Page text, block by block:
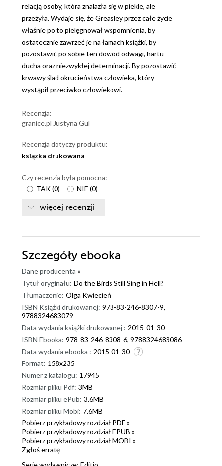
relacją osoby, która znalazła się w piekle, ale
przeżyła. Wydaje się, że Greasley przez całe życie
właśnie po to pielęgnował wspomnienia, by
ostatecznie zawrzeć je na łamach książki, by
pozostawić po sobie ten dowód odwagi, hartu
ducha oraz niezwykłej determinacji. By pozostawić
krwawy ślad okrucieństwa człowieka, który
wystąpił przeciwko człowiekowi.
Recenzja:
granice.pl Justyna Gul
Recenzja dotyczy produktu:
ksiązka drukowana
Czy recenzja była pomocna:
TAK(0) NIE (0)
więcej recenzji
Szczegóły ebooka
Dane producenta »
Tytuł oryginału: Do the Birds Still Sing in Hell?
Tłumaczenie: Olga Kwiecień
ISBN Książki drukowanej: 978-83-246-8307-9,
9788324683079
Data wydania książki drukowanej : 2015-01-30
ISBN Ebooka: 978-83-246-8308-6, 9788324683086
Data wydania ebooka : 2015-01-30
Format: 158x235
Numer z katalogu: 17945
Rozmiar pliku Pdf: 3MB
Rozmiar pliku ePub: 3.6MB
Rozmiar pliku Mobi: 7.6MB
Pobierz przykładowy rozdział PDF »
Pobierz przykładowy rozdział EPUB »
Pobierz przykładowy rozdział MOBI »
Zgłoś erratę
Serie wydawnicze: Editio